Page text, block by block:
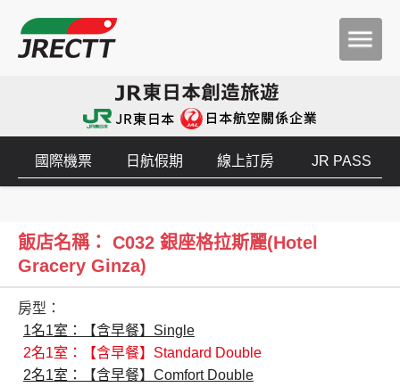
國際機票 日航假期 線上訂房 JR PASS
飯店名稱： C032 銀座格拉斯麗(Hotel
Gracery Ginza)
房型：
1名1室：【含早餐】Single
2名1室：【含早餐】Standard Double
2名1室：【含早餐】Comfort Double